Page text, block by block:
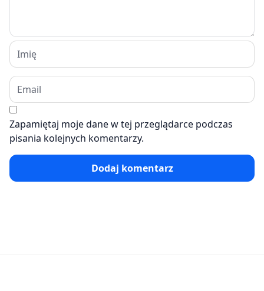
Zapamiętaj moje dane w tej przeglądarce podczas
pisania kolejnych komentarzy.
Dodaj komentarz